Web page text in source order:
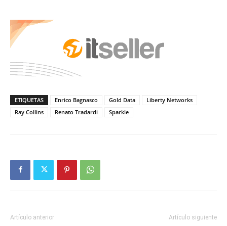
ETIQUETAS Enrico Bagnasco Gold Data
Liberty Networks
Ray Collins
Renato Tradardi Sparkle
Artículo anterior Artículo siguiente